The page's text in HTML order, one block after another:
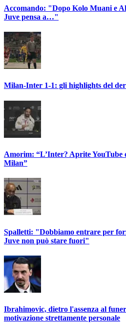
Accomando: "Dopo Kolo Muani e
Juve pensa a…"
Milan-Inter 1-1: gli highlights del
Amorim: “L’Inter? Aprite YouTube
Milan”
Spalletti: "Dobbiamo entrare per
Juve non può stare fuori"
Ibrahimovic, dietro l'assenza al
motivazione strettamente personale